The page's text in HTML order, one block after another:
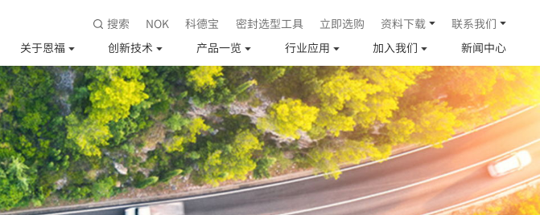
搜索 NOK 科德宝 密封选型工具 立即选购 资料下载
联系我们
关于恩福
创新技术 产品一览 行业应用 加入我们 新闻中心